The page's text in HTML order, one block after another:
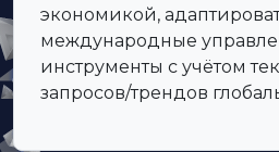
экономикой,
международные
инструменты с учётом
запросов/трендов